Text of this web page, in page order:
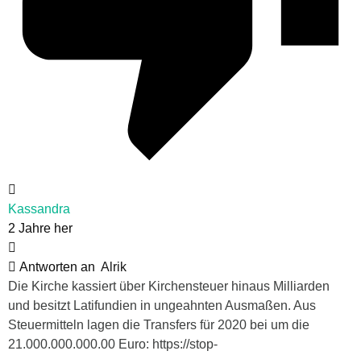
Kassandra
2 Jahre her
Antworten an Alrik
Die Kirche kassiert über Kirchensteuer hinaus Milliarden
und besitzt Latifundien in ungeahnten Ausmaßen. Aus
Steuermitteln lagen die Transfers für 2020 bei um die
21.000.000.000.00 Euro: https://stop-